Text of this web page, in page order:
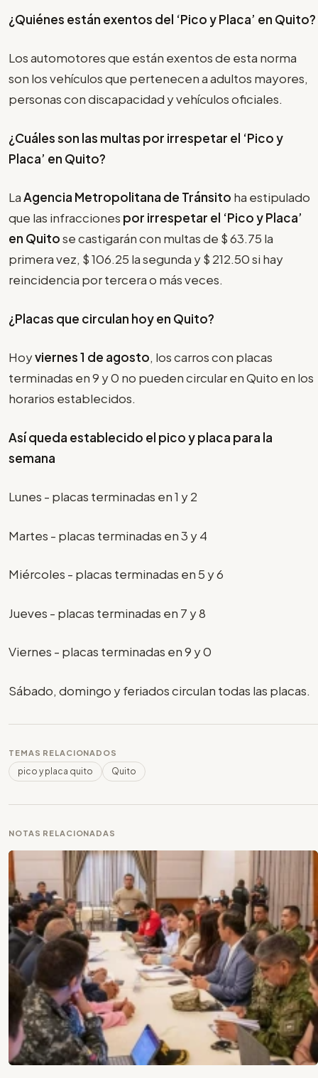
¿Quiénes están exentos del ‘Pico y Placa’ en Quito?
Los automotores que están exentos de esta norma
son los vehículos que pertenecen a adultos mayores,
personas con discapacidad y vehículos oficiales.
¿Cuáles son las multas por irrespetar el ‘Pico y
Placa’ en Quito?
LaAgencia Metropolitana de Tránsito ha estipulado
que las infracciones por irrespetar el ‘Pico y Placa’
en Quitose castigarán con multas de $ 63.75 la
primera vez, $ 106.25 la segunda y $ 212.50 si hay
reincidencia por tercera o más veces.
¿Placas que circulan hoy en Quito?
Hoyviernes 1 de agosto, los carros con placas
terminadas en 9 y 0 no pueden circular en Quito en los
horarios establecidos.
Así queda establecido el pico y placa para la
semana
Lunes - placas terminadas en 1 y 2
Martes - placas terminadas en 3 y 4
Miércoles - placas terminadas en 5 y 6
Jueves - placas terminadas en 7 y 8
Viernes - placas terminadas en 9 y 0
Sábado, domingo y feriados circulan todas las placas.
TEMAS RELACIONADOS
pico y placa quito Quito
NOTAS RELACIONADAS